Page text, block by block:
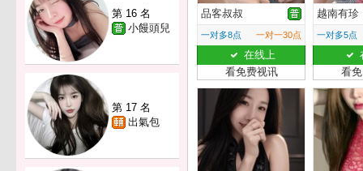
第 16 名
小饅頭兒
第 17 名
出氣包
品客叔叔
一对多8点 一对一30点
在线上
看免费视讯
越南有珍
一对多5点
看